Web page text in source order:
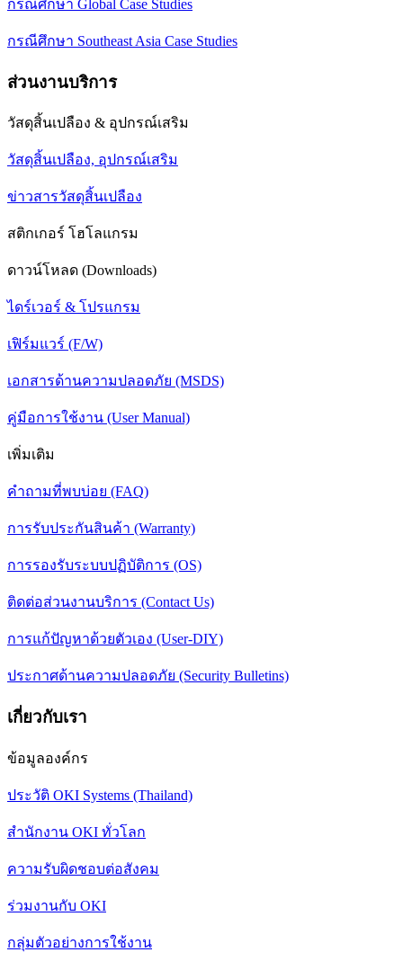
กรณีศึกษา Global Case Studies
กรณีศึกษา Southeast Asia Case Studies
ส่วนงานบริการ
วัสดุสิ้นเปลือง & อุปกรณ์เสริม
วัสดุสิ้นเปลือง, อุปกรณ์เสริม
ข่าวสารวัสดุสิ้นเปลือง
สติกเกอร์ โฮโลแกรม
ดาวน์โหลด (Downloads)
ไดร์เวอร์ & โปรแกรม
เฟิร์มแวร์ (F/W)
เอกสารด้านความปลอดภัย (MSDS)
คู่มือการใช้งาน (User Manual)
เพิ่มเติม
คำถามที่พบบ่อย (FAQ)
การรับประกันสินค้า (Warranty)
การรองรับระบบปฏิบัติการ (OS)
ติดต่อส่วนงานบริการ (Contact Us)
การแก้ปัญหาด้วยตัวเอง (User-DIY)
ประกาศด้านความปลอดภัย (Security Bulletins)
เกี่ยวกับเรา
ข้อมูลองค์กร
ประวัติ OKI Systems (Thailand)
สำนักงาน OKI ทั่วโลก
ความรับผิดชอบต่อสังคม
ร่วมงานกับ OKI
กลุ่มตัวอย่างการใช้งาน